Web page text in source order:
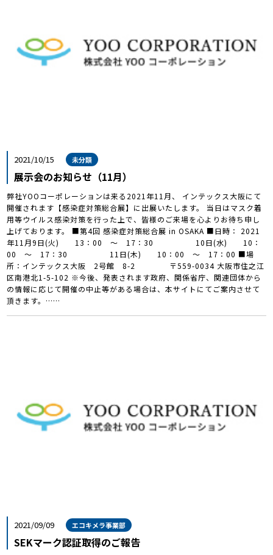
2021/10/15 未分類
展示会のお知らせ（11月）
弊社YOOコーポレーションは来る2021年11月、 インテックス大阪にて
開催されます【感染症対策総合展】に出展いたします。 当日はマスク着
用等ウイルス感染対策を行った上で、皆様のご来場を心よりお待ち申し
上げております。 ■第4回 感染症対策総合展 in OSAKA ■日時： 2021
年11月9日(火) 13：00 ～ 17：30 10日(水) 10：
00 ～ 17：30 11日(木) 10：00 ～ 17：00 ■場
所：インテックス大阪 2号館 8-2 〒559-0034 大阪市住之江
区南港北1-5-102 ※今後、発表されます政府、関係省庁、関連団体から
の情報に応じて開催の中止等がある場合は、本サイトにてご案内させて
頂きます。……
2021/09/09 エコキメラ事業部
SEKマーク認証取得のご報告